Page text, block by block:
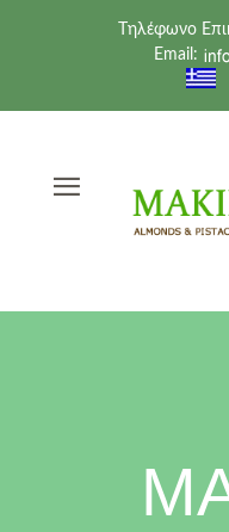
Tηλέφωνο
Email: